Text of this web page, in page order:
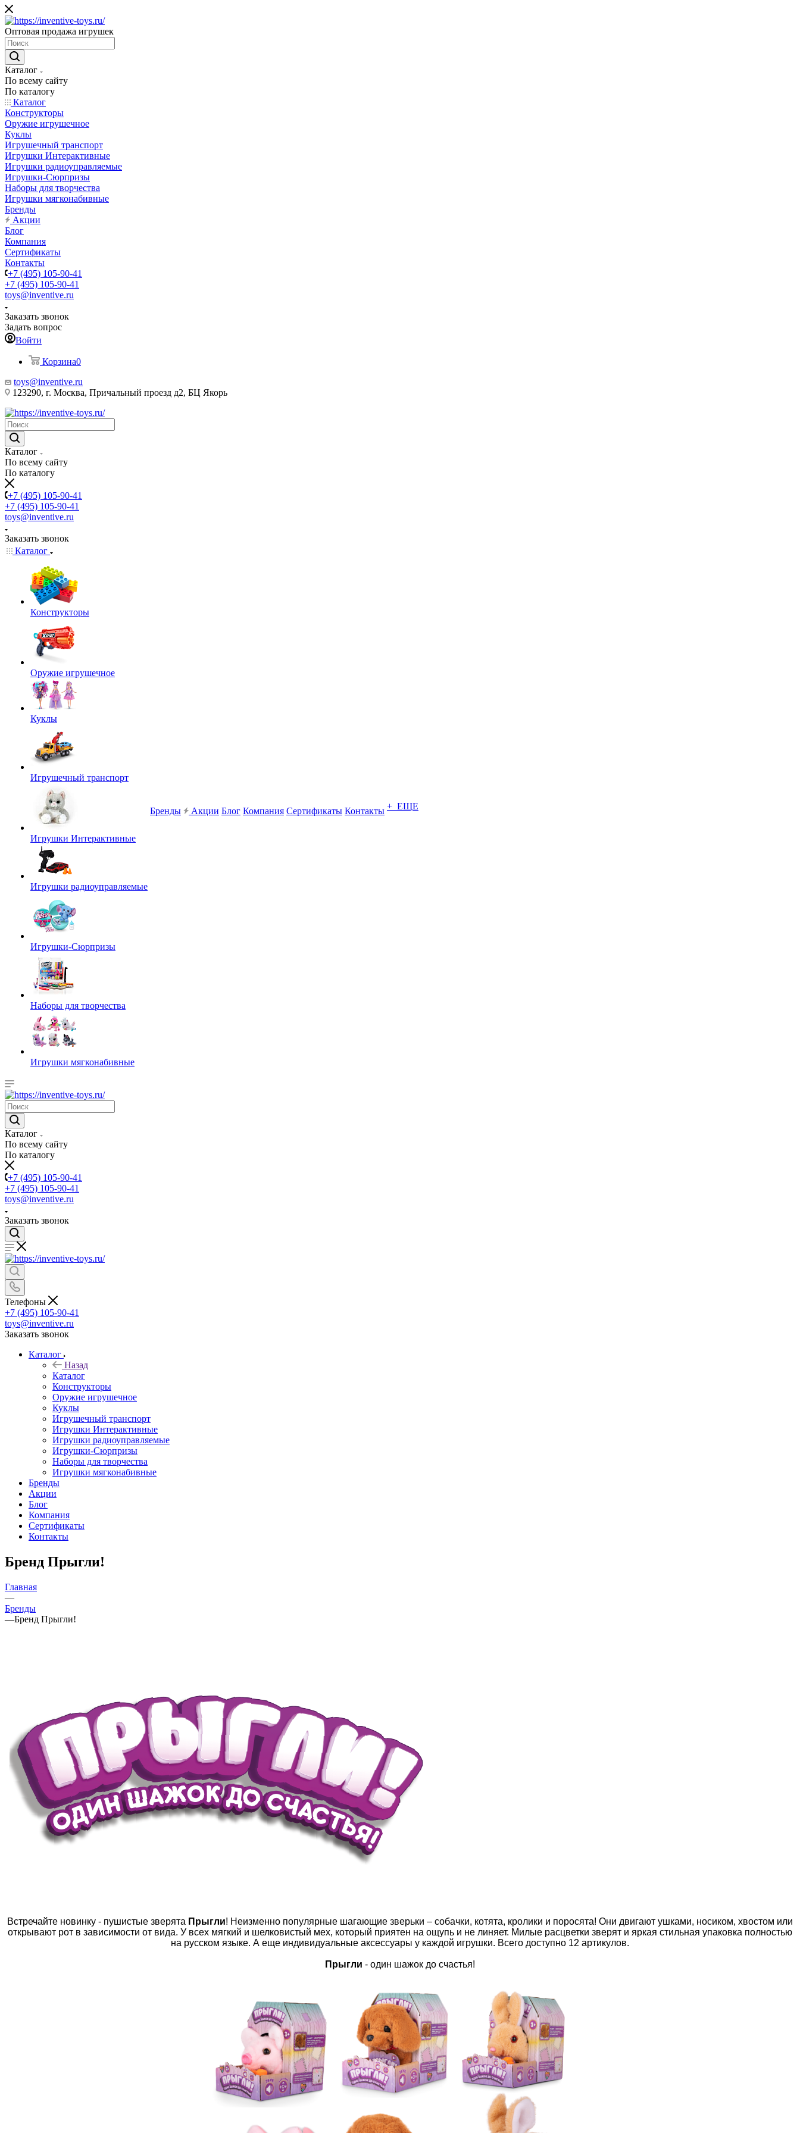
Оптовая продажа игрушек
Каталог
По всему сайту
По каталогу
Каталог
Конструкторы
Оружие игрушечное
Куклы
Игрушечный транспорт
Игрушки Интерактивные
Игрушки радиоуправляемые
Игрушки-Сюрпризы
Наборы для творчества
Игрушки мягконабивные
Бренды
Акции
Блог
Компания
Сертификаты
Контакты
+7 (495) 105-90-41
+7 (495) 105-90-41
toys@inventive.ru
Заказать звонок
Задать вопрос
Войти
Корзина0
toys@inventive.ru
123290, г. Москва, Причальный проезд д2, БЦ Якорь
Каталог
По всему сайту
По каталогу
+7 (495) 105-90-41
+7 (495) 105-90-41
toys@inventive.ru
Заказать звонок
Каталог
Конструкторы
Оружие игрушечное
Куклы
Игрушечный транспорт
Игрушки Интерактивные
Игрушки радиоуправляемые
Игрушки-Сюрпризы
Наборы для творчества
Игрушки мягконабивные
Бренды Акции Блог Компания Сертификаты Контакты + ЕЩЕ
Каталог
По всему сайту
По каталогу
+7 (495) 105-90-41
+7 (495) 105-90-41
toys@inventive.ru
Заказать звонок
Телефоны
+7 (495) 105-90-41
toys@inventive.ru
Заказать звонок
Каталог
Назад
Каталог
Конструкторы
Оружие игрушечное
Куклы
Игрушечный транспорт
Игрушки Интерактивные
Игрушки радиоуправляемые
Игрушки-Сюрпризы
Наборы для творчества
Игрушки мягконабивные
Бренды
Акции
Блог
Компания
Сертификаты
Контакты
Бренд Прыгли!
Главная
—
Бренды
—Бренд Прыгли!
Встречайте новинку - пушистые зверята Прыгли! Неизменно популярные шагающие зверьки – собачки, котята, кролики и поросята! Они двигают ушками, носиком, хвостом или
открывают рот в зависимости от вида. У всех мягкий и шелковистый мех, который приятен на ощупь и не линяет. Милые расцветки зверят и яркая стильная упаковка полностью
на русском языке. А еще индивидуальные аксессуары у каждой игрушки. Всего доступно 12 артикулов.
Прыгли - один шажок до счастья!